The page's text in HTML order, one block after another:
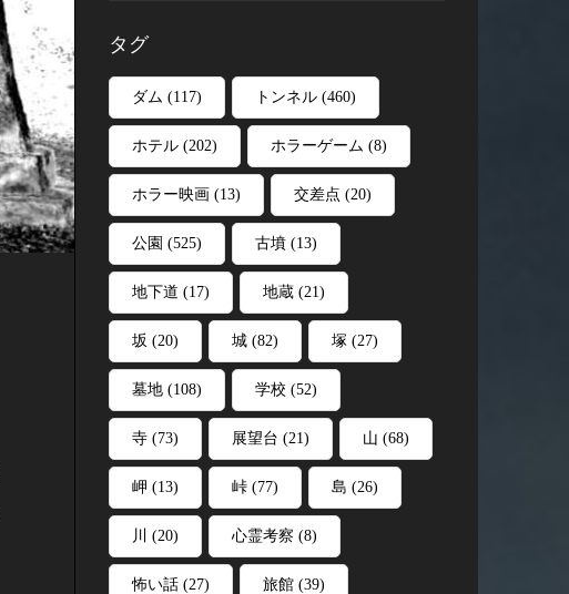
タグ
ダム (117) トンネル (460)
ホテル (202) ホラーゲーム (8)
ホラー映画 (13) 交差点 (20)
公園 (525) 古墳 (13)
地下道 (17) 地蔵 (21)
坂 (20) 城 (82) 塚 (27)
墓地 (108) 学校 (52)
寺 (73) 展望台 (21) 山 (68)
岬 (13) 峠 (77) 島 (26)
川 (20) 心霊考察 (8)
怖い話 (27) 旅館 (39)